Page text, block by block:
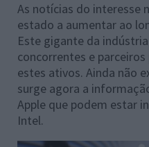
As notícias do interesse
estado a aumentar ao
Este gigante da
concorrentes e
estes ativos. Ainda não
surge agora a
Apple que podem estar
Intel.